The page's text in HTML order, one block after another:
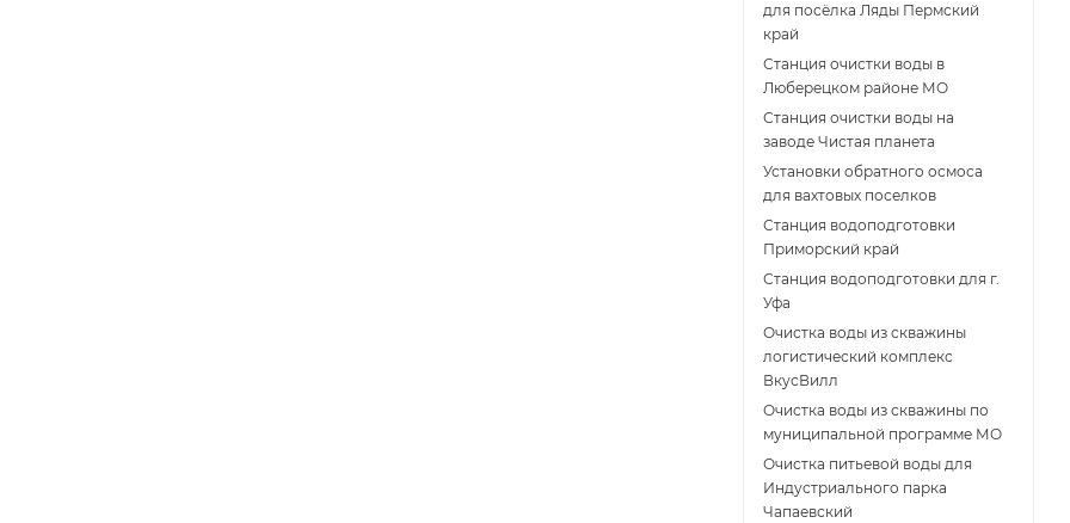
для посёлка Ляды Пермский
край
Станция очистки воды в
Люберецком районе МО
Станция очистки воды на
заводе Чистая планета
Установки обратного осмоса
для вахтовых поселков
Станция водоподготовки
Приморский край
Станция водоподготовки для г.
Уфа
Очистка воды из скважины
логистический комплекс
ВкусВилл
Очистка воды из скважины по
муниципальной программе МО
Очистка питьевой воды для
Индустриального парка
Чапаевский